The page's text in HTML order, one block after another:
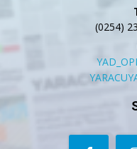
(0254)